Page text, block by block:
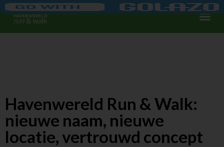
Havenwereld Run & Walk:
nieuwe naam, nieuwe
locatie, vertrouwd concept